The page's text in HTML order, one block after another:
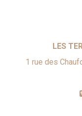
LES
1 rue des